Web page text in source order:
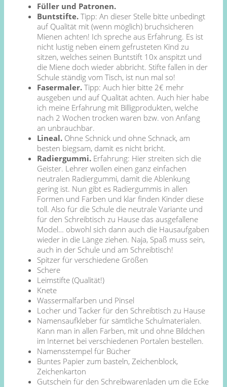
Füller und Patronen.
Buntstifte. Tipp: An dieser Stelle bitte unbedingt
auf Qualität mit (wenn möglich) bruchsicheren
Mienen achten! Ich spreche aus Erfahrung. Es ist
nicht lustig neben einem gefrusteten Kind zu
sitzen, welches seinen Buntstift 10x anspitzt und
die Miene doch wieder abbricht. Stifte fallen in der
Schule ständig vom Tisch, ist nun mal so!
Fasermaler. Tipp: Auch hier bitte 2€ mehr
ausgeben und auf Qualität achten. Auch hier habe
ich meine Erfahrung mit Billigprodukten, welche
nach 2 Wochen trocken waren bzw. von Anfang
an unbrauchbar.
Lineal. Ohne Schnick und ohne Schnack, am
besten biegsam, damit es nicht bricht.
Radiergummi. Erfahrung: Hier streiten sich die
Geister. Lehrer wollen einen ganz einfachen
neutralen Radiergummi, damit die Ablenkung
gering ist. Nun gibt es Radiergummis in allen
Formen und Farben und klar finden Kinder diese
toll. Also für die Schule die neutrale Variante und
für den Schreibtisch zu Hause das ausgefallene
Model… obwohl sich dann auch die Hausaufgaben
wieder in die Länge ziehen. Naja, Spaß muss sein,
auch in der Schule und am Schreibtisch!
Spitzer für verschiedene Größen
Schere
Leimstifte (Qualität!)
Knete
Wassermalfarben und Pinsel
Locher und Tacker für den Schreibtisch zu Hause
Namensaufkleber für sämtliche Schulmaterialen.
Kann man in allen Farben, mit und ohne Bildchen
im Internet bei verschiedenen Portalen bestellen.
Namensstempel für Bücher
Buntes Papier zum basteln, Zeichenblock,
Zeichenkarton
Gutschein für den Schreibwarenladen um die Ecke